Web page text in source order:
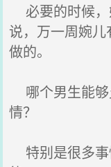
必要的时候，
说，万一周婉
做的。
哪个男生能够
情？
特别是很多事